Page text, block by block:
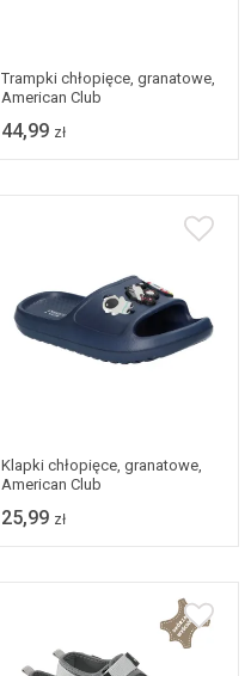
Trampki chłopięce, granatowe,
American Club
44,99 zł
Klapki chłopięce, granatowe,
American Club
25,99 zł